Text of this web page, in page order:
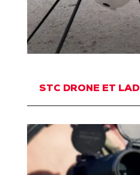
STC DRONE ET LAD